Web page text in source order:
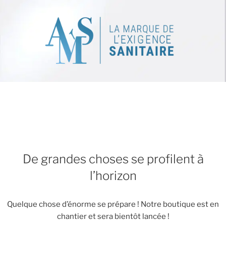
De grandes choses se profilent à
l’horizon
Quelque chose d’énorme se prépare ! Notre boutique est en
chantier et sera bientôt lancée !